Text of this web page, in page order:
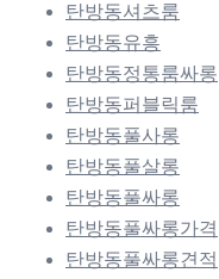
탄방동셔츠룸
탄방동유흥
탄방동정통룸싸롱
탄방동퍼블릭룸
탄방동풀사롱
탄방동풀살롱
탄방동풀싸롱
탄방동풀싸롱가격
탄방동풀싸롱견적